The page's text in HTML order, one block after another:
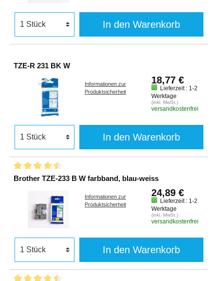
In den Warenkorb
TZE-R 231 BK W
Informationen zur
Produktsicherheit
18,77 €
Lieferzeit : 1-2
Werktage
(inkl. MwSt.)
versandkostenfrei
In den Warenkorb
Brother TZE-233 B W farbband, blau-weiss
Informationen zur
Produktsicherheit
24,89 €
Lieferzeit : 1-2
Werktage
(inkl. MwSt.)
versandkostenfrei
In den Warenkorb